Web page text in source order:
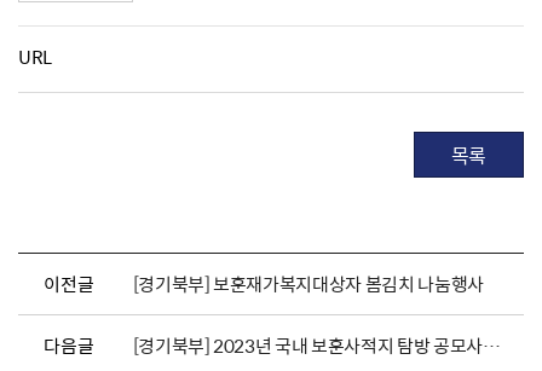
URL
목록
이전글 [경기북부] 보훈재가복지대상자 봄김치 나눔행사
다음글 [경기북부] 2023년 국내 보훈사적지 탐방 공모사업 선정결과 공고